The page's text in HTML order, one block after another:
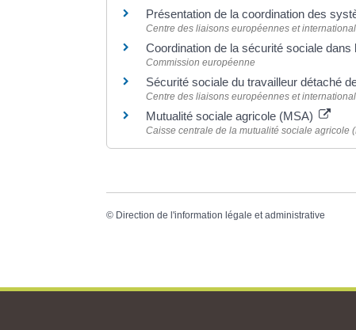
Présentation de la coordination des
Centre des liaisons européennes et
Coordination de la sécurité sociale dans
Commission européenne
Sécurité sociale du travailleur détaché
Centre des liaisons européennes et
Mutualité sociale agricole (MSA)
Caisse centrale de la mutualité sociale agricole
© Direction de l'information légale et administrative